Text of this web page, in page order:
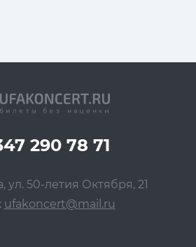
290 78 71
ул. 50-летия Октября, 21
ufakoncert@mail.ru